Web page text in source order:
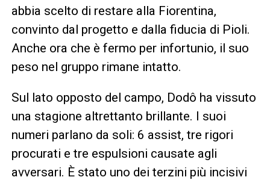
abbia scelto di restare alla Fiorentina,
convinto dal progetto e dalla fiducia di Pioli.
Anche ora che è fermo per infortunio, il suo
peso nel gruppo rimane intatto.
Sul lato opposto del campo, Dodô ha vissuto
una stagione altrettanto brillante. I suoi
numeri parlano da soli: 6 assist, tre rigori
procurati e tre espulsioni causate agli
avversari. È stato uno dei terzini più incisivi